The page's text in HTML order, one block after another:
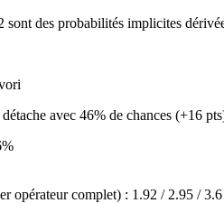
sont des probabilités implicites
avec 46% de chances (+16
opérateur complet) : 1.92 / 2.95 / 3.6